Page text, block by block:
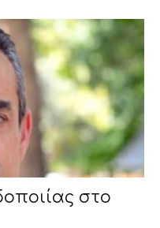
στο